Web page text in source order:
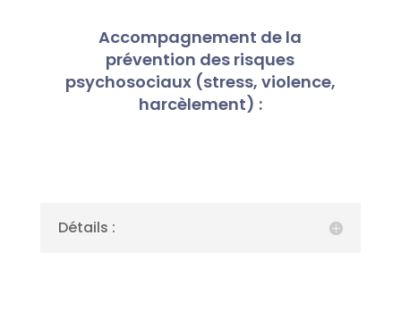
Accompagnement de la
prévention des risques
psychosociaux (stress, violence,
harcèlement) :
Détails :